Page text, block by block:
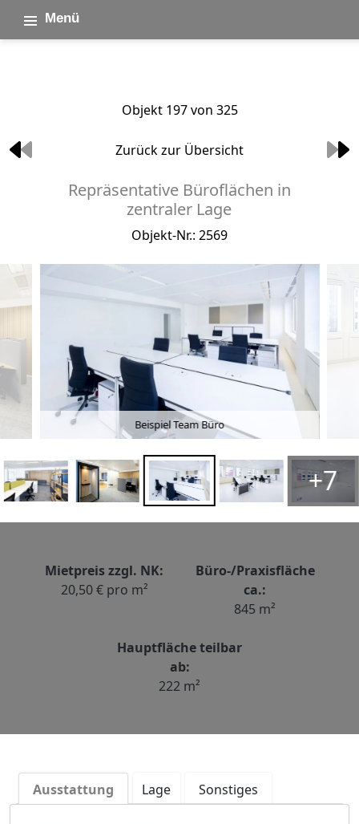
Menü
Objekt 197 von 325
Zurück zur Übersicht
Repräsentative Büroflächen in
zentraler Lage
Objekt-Nr.: 2569
Beispiel Team Büro
+7
Mietpreis zzgl. NK:
20,50 € pro m²
Büro-/Praxisfläche
ca.:
845 m²
Hauptfläche teilbar
ab:
222 m²
Ausstattung Lage Sonstiges